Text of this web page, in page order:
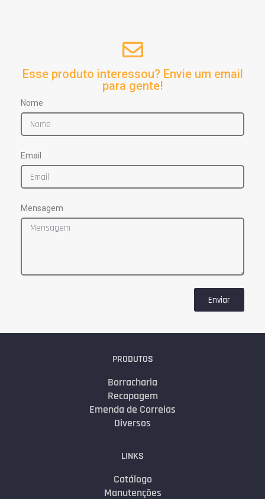
Esse produto interessou? Envie um email
para gente!
Nome
Email
Mensagem
Enviar
PRODUTOS
Borracharia
Recapagem
Emenda de Correias
Diversos
LINKS
Catálogo
Manutenções